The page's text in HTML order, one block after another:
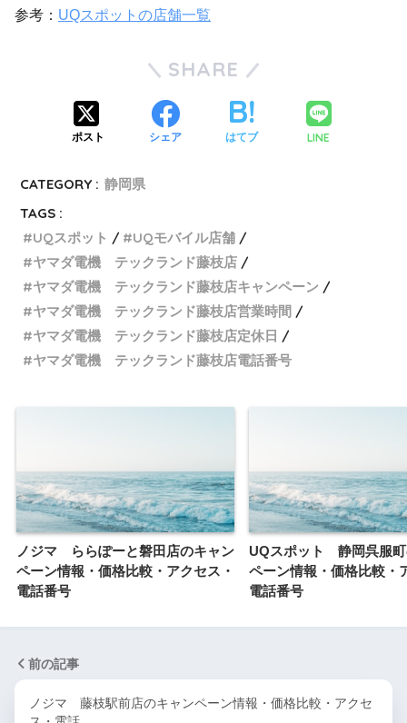
参考： UQスポットの店舗一覧
SHARE
ポスト シェア はてブ LINE
CATEGORY : 静岡県
TAGS :
UQスポット
UQモバイル店舗
ヤマダ電機 テックランド藤枝店
ヤマダ電機 テックランド藤枝店キャンペーン
ヤマダ電機 テックランド藤枝店営業時間
ヤマダ電機 テックランド藤枝店定休日
ヤマダ電機 テックランド藤枝店電話番号
ノジマ ららぽーと磐田店のキャン
ペーン情報・価格比較・アクセス・
電話番号
UQスポット 静岡呉服
ペーン情報・価格比較・
電話番号
前の記事
ノジマ 藤枝駅前店のキャンペーン情報・価格比較・アクセ